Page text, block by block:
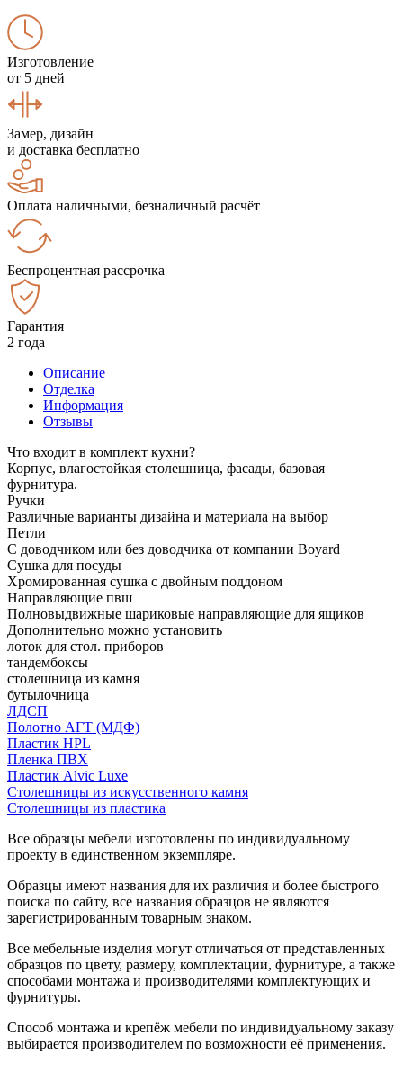
Изготовление
от 5 дней
Замер, дизайн
и доставка бесплатно
Оплата наличными, безналичный расчёт
Беспроцентная рассрочка
Гарантия
2 года
Описание
Отделка
Информация
Отзывы
Что входит в комплект кухни?
Корпус, влагостойкая столешница, фасады, базовая
фурнитура.
Ручки
Различные варианты дизайна и материала на выбор
Петли
С доводчиком или без доводчика от компании Boyard
Сушка для посуды
Хромированная сушка с двойным поддоном
Направляющие пвш
Полновыдвижные шариковые направляющие для ящиков
Дополнительно можно установить
лоток для стол. приборов
тандембоксы
столешница из камня
бутылочница
ЛДСП
Полотно АГТ (МДФ)
Пластик HPL
Пленка ПВХ
Пластик Alvic Luxe
Столешницы из искусственного камня
Столешницы из пластика
Все образцы мебели изготовлены по индивидуальному
проекту в единственном экземпляре.
Образцы имеют названия для их различия и более быстрого
поиска по сайту, все названия образцов не являются
зарегистрированным товарным знаком.
Все мебельные изделия могут отличаться от представленных
образцов по цвету, размеру, комплектации, фурнитуре, а также
способами монтажа и производителями комплектующих и
фурнитуры.
Способ монтажа и крепёж мебели по индивидуальному заказу
выбирается производителем по возможности её применения.